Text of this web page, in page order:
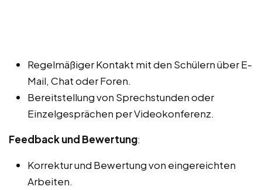
Regelmäßiger Kontakt mit den Schülern über E-
Mail, Chat oder Foren.
Bereitstellung von Sprechstunden oder
Einzelgesprächen per Videokonferenz.
Feedback und Bewertung:
Korrektur und Bewertung von eingereichten
Arbeiten.